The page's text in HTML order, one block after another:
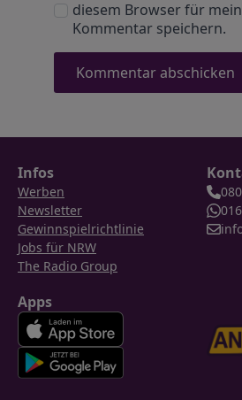
diesem Browser für
Kommentar speichern.
Infos
Werben
Newsletter
Gewinnspielrichtlinie
Jobs für NRW
The Radio Group
Apps